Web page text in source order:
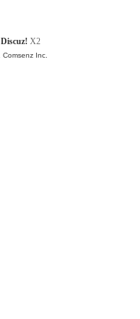
Discuz! X2
Comsenz Inc.